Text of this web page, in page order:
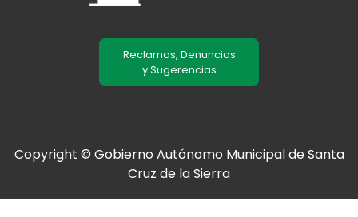
Reclamos, Denuncias
y Sugerencias
Copyright © Gobierno Autónomo Municipal de Santa
Cruz de la Sierra